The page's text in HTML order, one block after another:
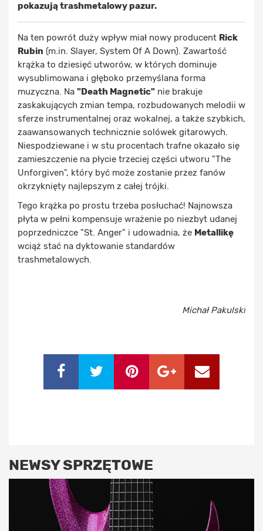
pokazują trashmetalowy pazur.
Na ten powrót duży wpływ miał nowy producent Rick
Rubin (m.in. Slayer, System Of A Down). Zawartość
krążka to dziesięć utworów, w których dominuje
wysublimowana i głęboko przemyślana forma
muzyczna. Na "Death Magnetic" nie brakuje
zaskakujących zmian tempa, rozbudowanych melodii w
sferze instrumentalnej oraz wokalnej, a także szybkich,
zaawansowanych technicznie solówek gitarowych.
Niespodziewane i w stu procentach trafne okazało się
zamieszczenie na płycie trzeciej części utworu "The
Unforgiven", który być może zostanie przez fanów
okrzyknięty najlepszym z całej trójki.
Tego krążka po prostu trzeba posłuchać! Najnowsza
płyta w pełni kompensuje wrażenie po niezbyt udanej
poprzedniczce "St. Anger" i udowadnia, że Metallikę
wciąż stać na dyktowanie standardów
trashmetalowych.
Michał Pakulski
NEWSY SPRZĘTOWE